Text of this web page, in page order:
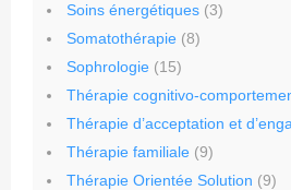
Soins énergétiques (3)
Somatothérapie (8)
Sophrologie (15)
Thérapie cognitivo-
Thérapie d’acceptation et
Thérapie familiale (9)
Thérapie Orientée Solution (9)